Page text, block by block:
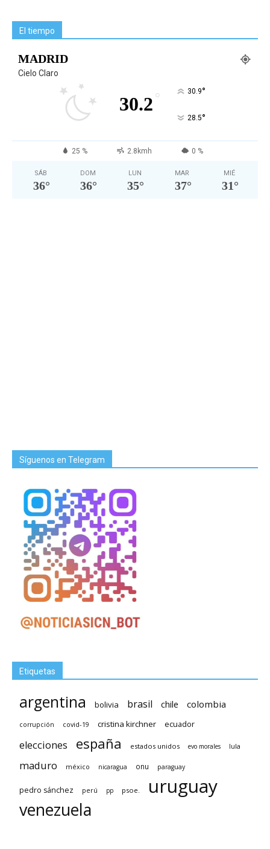
El tiempo
MADRID
Cielo Claro
30.2 ° 30.9°
28.5°
25 % 2.8kmh 0 %
SÁB
36°
DOM
36°
LUN
35°
MAR
37°
MIÉ
31°
Síguenos en Telegram
Etiquetas
argentina bolivia brasil chile colombia
corrupción covid-19 cristina kirchner ecuador
elecciones españa estados unidos evo morales lula
maduro méxico nicaragua onu paraguay
pedro sánchez perú pp psoe. uruguay
venezuela